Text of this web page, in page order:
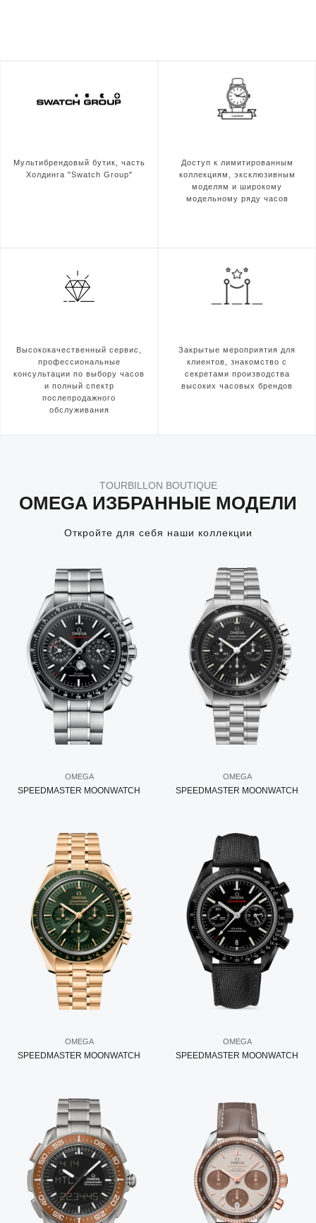
Мультибрендовый бутик, часть
Холдинга "Swatch Group"
Доступ к лимитированным
коллекциям, эксклюзивным
моделям и широкому
модельному ряду часов
Высококачественный сервис,
профессиональные
консультации по выбору часов
и полный спектр
послепродажного
обслуживания
Закрытые мероприятия для
клиентов, знакомство с
секретами производства
высоких часовых брендов
TOURBILLON BOUTIQUE
OMEGA ИЗБРАННЫЕ МОДЕЛИ
Откройте для себя наши коллекции
OMEGA
SPEEDMASTER MOONWATCH
OMEGA
SPEEDMASTER MOONWATCH
OMEGA
SPEEDMASTER MOONWATCH
OMEGA
SPEEDMASTER MOONWATCH